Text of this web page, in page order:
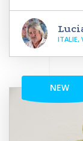
ITALIE,
NEW